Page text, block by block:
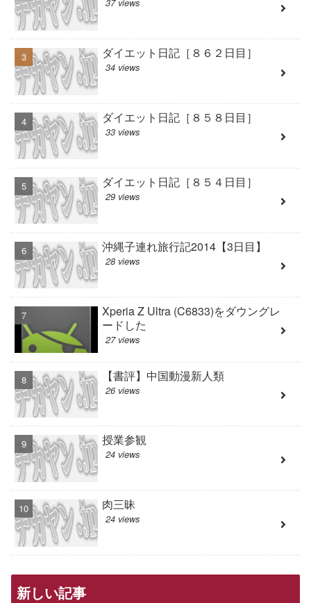
37 views
ダイエット日記［８６２日目］
34 views
ダイエット日記［８５８日目］
33 views
ダイエット日記［８５４日目］
29 views
沖縄子連れ旅行記2014【3日目】
28 views
Xperia Z Ultra (C6833)をダウングレ
ードした
27 views
【書評】中国動漫新人類
26 views
授業参観
24 views
肉三昧
24 views
新しい記事